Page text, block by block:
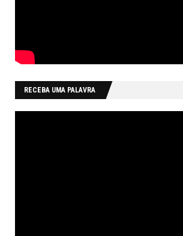
RECEBA UMA PALAVRA